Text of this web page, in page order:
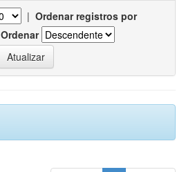
| Ordenar registros por
Ordenar